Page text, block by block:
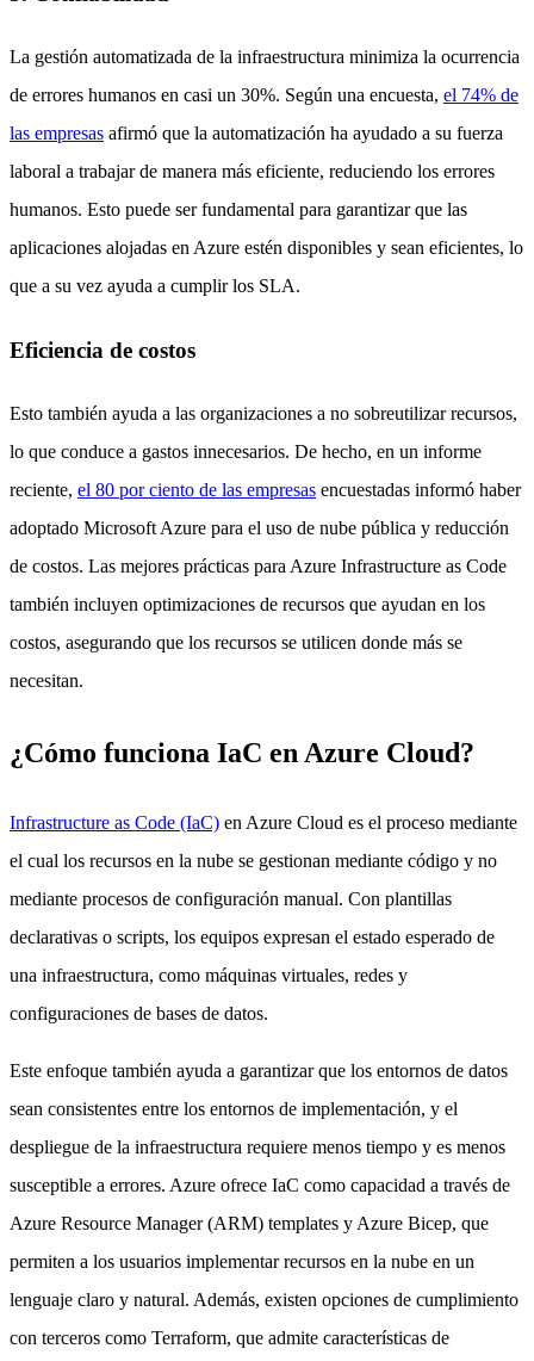
La gestión automatizada de la infraestructura minimiza la ocurrencia
de errores humanos en casi un 30%. Según una encuesta, el 74% de
las empresas afirmó que la automatización ha ayudado a su fuerza
laboral a trabajar de manera más eficiente, reduciendo los errores
humanos. Esto puede ser fundamental para garantizar que las
aplicaciones alojadas en Azure estén disponibles y sean eficientes, lo
que a su vez ayuda a cumplir los SLA.
Eficiencia de costos
Esto también ayuda a las organizaciones a no sobreutilizar recursos,
lo que conduce a gastos innecesarios. De hecho, en un informe
reciente, el 80 por ciento de las empresas encuestadas informó haber
adoptado Microsoft Azure para el uso de nube pública y reducción
de costos. Las mejores prácticas para Azure Infrastructure as Code
también incluyen optimizaciones de recursos que ayudan en los
costos, asegurando que los recursos se utilicen donde más se
necesitan.
¿Cómo funciona IaC en Azure Cloud?
Infrastructure as Code (IaC) en Azure Cloud es el proceso mediante
el cual los recursos en la nube se gestionan mediante código y no
mediante procesos de configuración manual. Con plantillas
declarativas o scripts, los equipos expresan el estado esperado de
una infraestructura, como máquinas virtuales, redes y
configuraciones de bases de datos.
Este enfoque también ayuda a garantizar que los entornos de datos
sean consistentes entre los entornos de implementación, y el
despliegue de la infraestructura requiere menos tiempo y es menos
susceptible a errores. Azure ofrece IaC como capacidad a través de
Azure Resource Manager (ARM) templates y Azure Bicep, que
permiten a los usuarios implementar recursos en la nube en un
lenguaje claro y natural. Además, existen opciones de cumplimiento
con terceros como Terraform, que admite características de